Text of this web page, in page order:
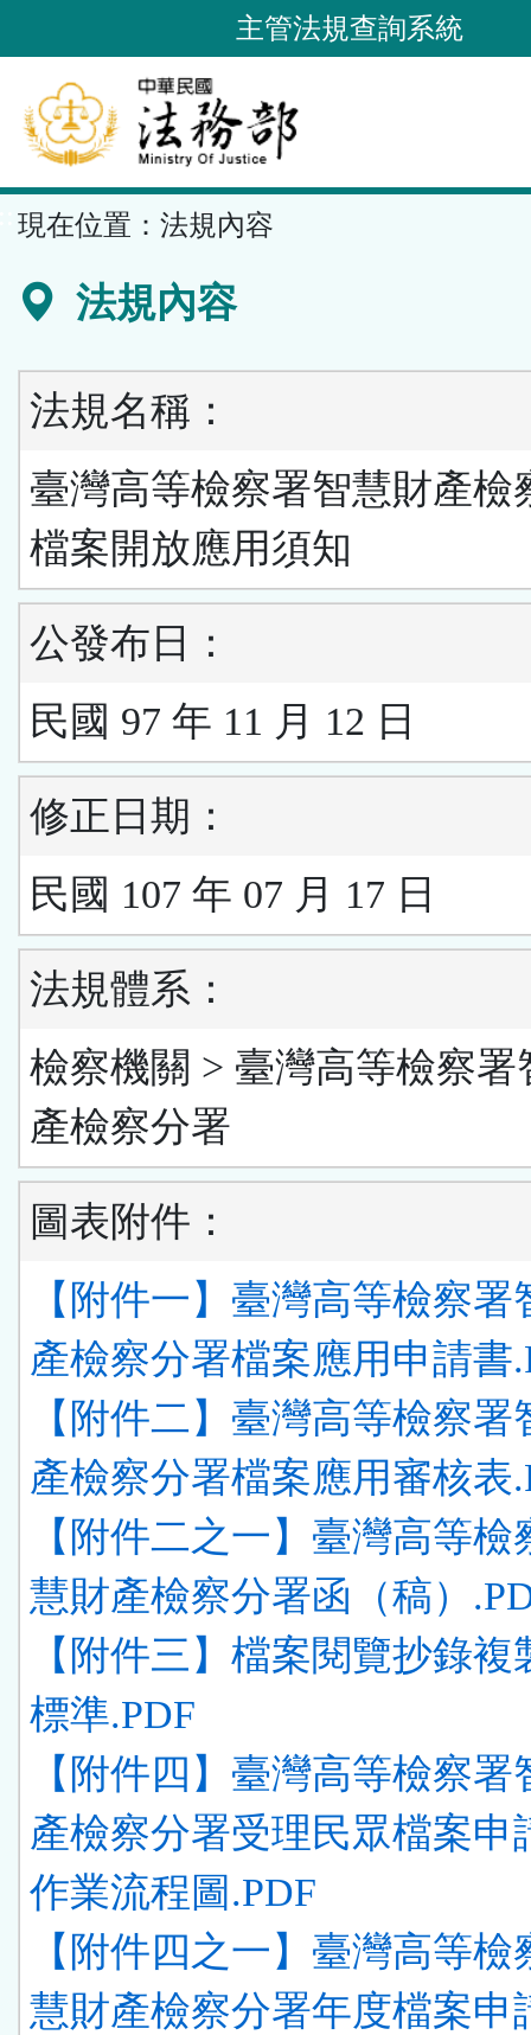
到
要
內
容
區
主管法規查詢系統
現在位置： 法規內容
法規內容
法規名稱：
臺灣高等檢察署智慧財產檢
檔案開放應用須知
公發布日：
民國 97 年 11 月 12 日
修正日期：
民國 107 年 07 月 17 日
法規體系：
檢察機關 > 臺灣高等檢察署
產檢察分署
圖表附件：
【附件一】臺灣高等檢察署
產檢察分署檔案應用申請書
【附件二】臺灣高等檢察署
產檢察分署檔案應用審核表
【附件二之一】臺灣高等檢
慧財產檢察分署函（稿）
【附件三】檔案閱覽抄錄複
標準.PDF
【附件四】臺灣高等檢察署
產檢察分署受理民眾檔案申
作業流程圖.PDF
【附件四之一】臺灣高等檢
慧財產檢察分署年度檔案申